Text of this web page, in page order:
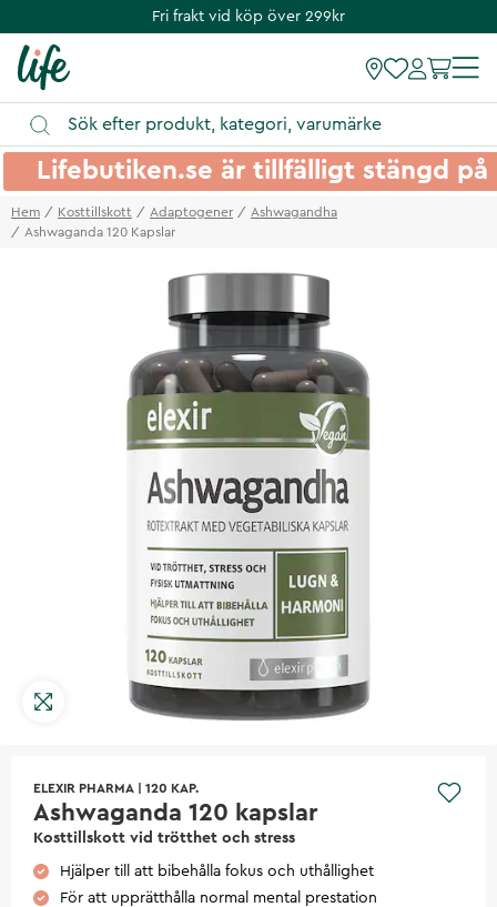
Fri frakt vid köp över 299kr
Lifebutiken.se är tillfälligt stängd
Hem Kosttillskott Adaptogener
Ashwagandha
Ashwaganda 120 Kapslar
ELEXIR PHARMA 120 KAP.
Ashwaganda 120 kapslar
Kosttillskott vid trötthet och stress
Hjälper till att bibehålla fokus och uthållighet
För att upprätthålla normal mental prestation